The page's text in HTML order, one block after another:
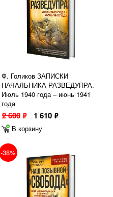
Ф. Голиков ЗАПИСКИ
НАЧАЛЬНИКА РАЗВЕДУПРА.
Июль 1940 года – июнь 1941
года
2 600 ф 1 610 ф
В корзину
-38%